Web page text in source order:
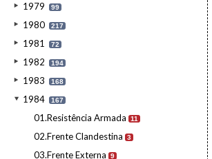
1979 99
1980 217
1981 72
1982 194
1983 168
1984 167
01.Resistência Armada 11
02.Frente Clandestina 3
03.Frente Externa 9